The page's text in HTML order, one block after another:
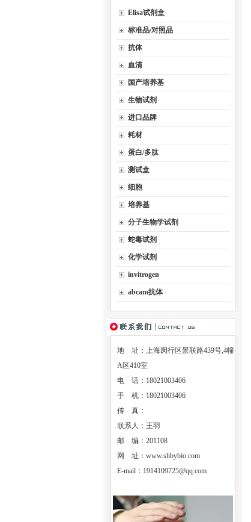
Elisa试剂盒
标准品/对照品
抗体
血清
国产培养基
生物试剂
进口品牌
耗材
蛋白/多肽
测试盒
细胞
培养基
分子生物学试剂
蛇毒试剂
化学试剂
invitrogen
abcam抗体
地 址：上海闵行区景联路439号,4幢
A区410室
电 话：18021003406
手 机：18021003406
传 真：
联系人：王羽
邮 编：201108
网 址： www.shbybio.com
E-mail： 1914109725@qq.com